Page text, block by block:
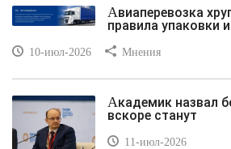
Авиаперевозка хрупких грузов:
правила упаковки и
10-июл-2026 Мнения
Академик назвал болезни, которые
вскоре станут
11-июл-2026